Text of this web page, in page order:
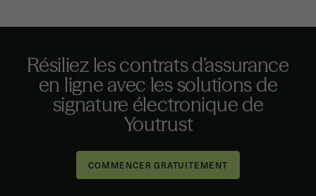
Résiliez les contrats d’assurance
en ligne avec les solutions de
signature électronique de
Youtrust